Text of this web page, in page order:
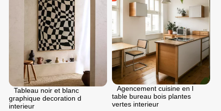
Tableau noir et blanc
graphique decoration d
interieur
Agencement cuisine en l
table bureau bois plantes
vertes interieur